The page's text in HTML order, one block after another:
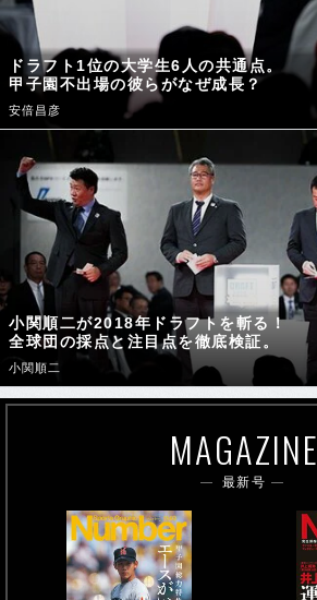
ドラフト1位の大学生6人の共通点。
甲子園不出場の彼らがなぜ成長？
安倍昌彦
小関順二が2018年ドラフトを斬る！
全球団の採点と注目点を徹底検証。
小関順二
MAGAZINE
最新号